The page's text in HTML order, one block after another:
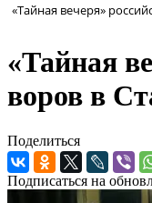
«Тайная вечеря»
«Тайная
воров в
Поделиться
Подписаться на